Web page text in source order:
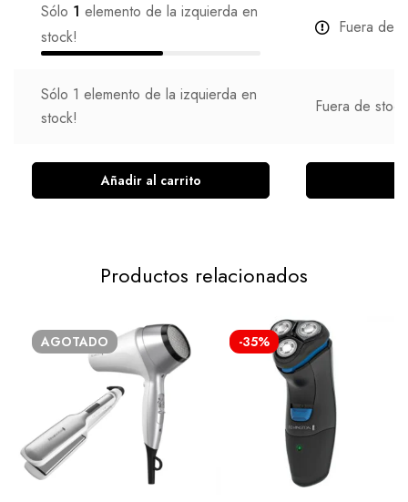
Sólo 1 elemento de la izquierda en
stock!
Fuera de
Sólo 1 elemento de la izquierda en
stock!
Fuera de stock
Añadir al carrito
Productos relacionados
AGOTADO -35%